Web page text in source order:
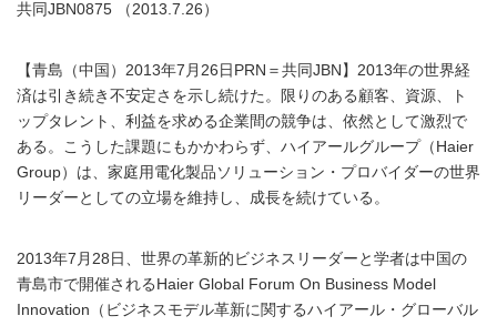
共同JBN0875 （2013.7.26）
【青島（中国）2013年7月26日PRN＝共同JBN】2013年の世界経
済は引き続き不安定さを示し続けた。限りのある顧客、資源、ト
ップタレント、利益を求める企業間の競争は、依然として激烈で
ある。こうした課題にもかかわらず、ハイアールグループ（Haier
Group）は、家庭用電化製品ソリューション・プロバイダーの世界
リーダーとしての立場を維持し、成長を続けている。
2013年7月28日、世界の革新的ビジネスリーダーと学者は中国の
青島市で開催されるHaier Global Forum On Business Model
Innovation（ビジネスモデル革新に関するハイアール・グローバル